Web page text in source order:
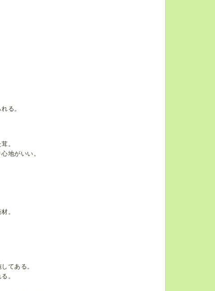
る。
。
地がいい。
。
てある。
。